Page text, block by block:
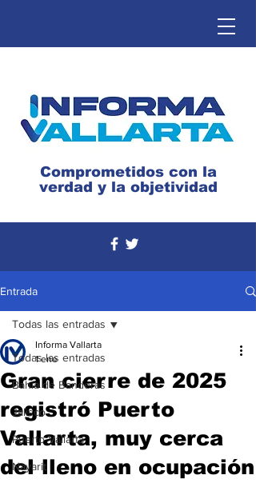
Comprometidos con la
verdad y la objetividad
Entrada
Todas las entradas
Bahía de Banderas
Jalisco
Puerto Vallarta
Nayarit
Todas las entradas
Gran cierre de 2025
registró Puerto
Vallarta, muy cerca
del lleno en ocupación
Informa Vallarta
1 ene